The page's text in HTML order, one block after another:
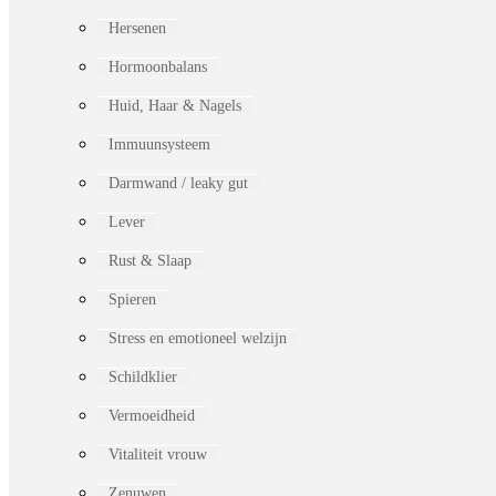
Hersenen
Hormoonbalans
Huid, Haar & Nagels
Immuunsysteem
Darmwand / leaky gut
Lever
Rust & Slaap
Spieren
Stress en emotioneel welzijn
Schildklier
Vermoeidheid
Vitaliteit vrouw